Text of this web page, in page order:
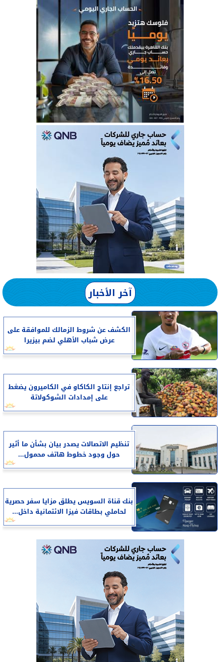
آخر الأخبار
الكشف عن شروط الزمالك للموافقة على
عرض شباب الأهلي لضم بيزيرا
تراجع إنتاج الكاكاو في الكاميرون يضغط
على إمدادات الشوكولاتة
تنظيم الاتصالات يصدر بيان بشأن ما أثير
حول وجود خطوط هاتف محمول...
بنك قناة السويس يطلق مزايا سفر حصرية
لحاملي بطاقات فيزا الائتمانية داخل...